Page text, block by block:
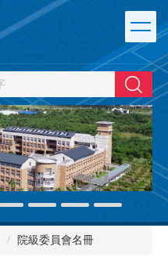
搜尋
院級委員會名冊